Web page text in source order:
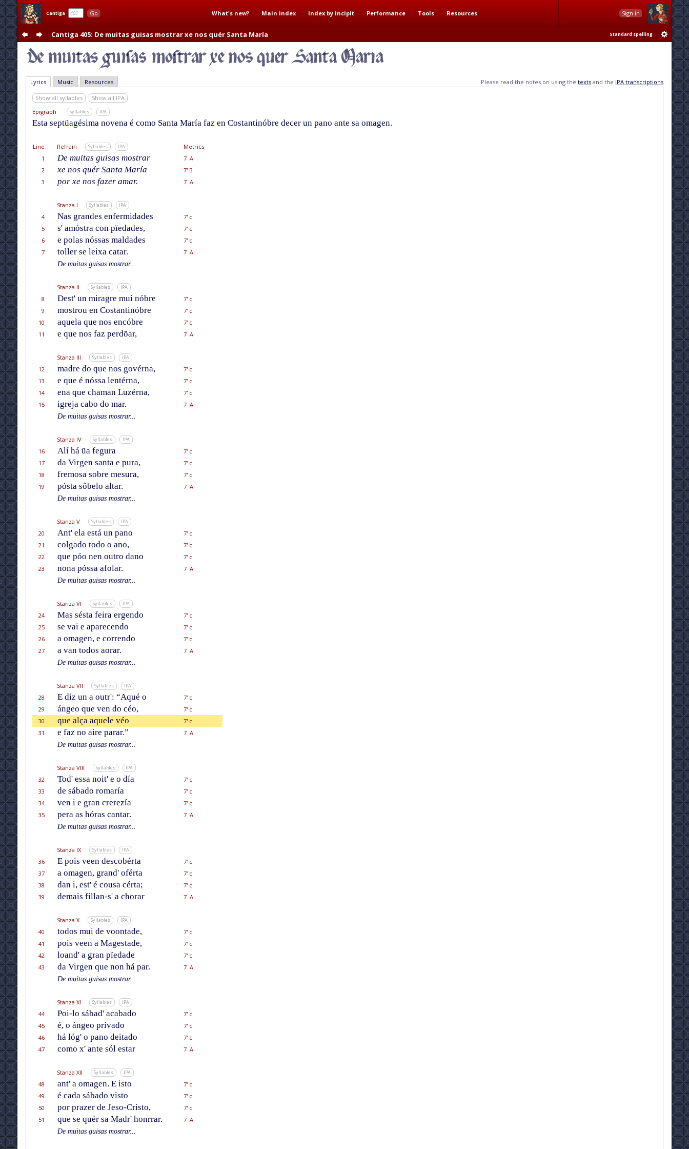
Cantiga Go What's new? Main index Index by incipit Performance Tools Resources Sign in
Cantiga 405: De muitas guisas mostrar xe nos quér Santa María Standard spelling
Lyrics Music Resources Please read the notes on using thetexts and the IPA transcriptions
Show all syllables
Show all IPA
Epigraph
Syllables IPA
Esta septüagésima novena é como Santa María faz en Costantinóbre decer un pano ante sa omagen.
Line Refrain Syllables IPA
Metrics
1
De muitas guisas mostrar
7 A
2
xe nos quér Santa María
7' B
3
por xe nos fazer amar. 7 A
Stanza I Syllables IPA
4 Nas grandes enfermidades
7' c
5
s' amóstra con pïedades,
7' c
6
e polas nóssas maldades
7' c
7
toller se leixa catar.
7 A
De muitas guisas mostrar...
Stanza II Syllables IPA
8 Dest' un miragre mui nóbre
7' c
9
mostrou en Costantinóbre
7' c
10
aquela que nos encóbre
7' c
11
e que nos faz perdõar, 7 A
Stanza III Syllables IPA
12 madre do que nos govérna,
7' c
13
e que é nóssa lentérna,
7' c
14
ena que chaman Luzérna,
7' c
15
igreja cabo do mar.
7 A
De muitas guisas mostrar...
Stanza IV Syllables IPA
16 Alí há ũa fegura
7' c
17
da Virgen santa e pura,
7' c
18
fremosa sobre mesura,
7' c
19
pósta sôbelo altar.
7 A
De muitas guisas mostrar...
Stanza V Syllables IPA
20 Ant' ela está un pano
7' c
21
colgado todo o ano,
7' c
22
que póo nen outro dano
7' c
23
nona póssa afolar.
7 A
De muitas guisas mostrar...
Stanza VI Syllables IPA
24 Mas sésta feira ergendo
7' c
25
se vai e aparecendo
7' c
26
a omagen, e correndo
7' c
27
a van todos aorar.
7 A
De muitas guisas mostrar...
Stanza VII Syllables IPA
28 E diz un a outr': “Aqué o
7' c
29
ángeo que ven do céo,
7' c
30
que alça aquele véo
7' c
31
e faz no aire parar.”
7 A
De muitas guisas mostrar...
Stanza VIII Syllables IPA
32 Tod' essa noit' e o día
7' c
33
de sábado romaría
7' c
34
ven i e gran crerezía
7' c
35
pera as hóras cantar.
7 A
De muitas guisas mostrar...
Stanza IX Syllables IPA
36 E pois veen descobérta
7' c
37
a omagen, grand' oférta
7' c
38
dan i, est' é cousa cérta;
7' c
39
demais fillan-s' a chorar 7 A
Stanza X Syllables IPA
40 todos mui de voontade,
7' c
41
pois veen a Magestade,
7' c
42
loand' a gran pïedade
7' c
43
da Virgen que non há par.
7 A
De muitas guisas mostrar...
Stanza XI Syllables IPA
44 Poi-lo sábad' acabado
7' c
45
é, o ángeo privado
7' c
46
há lóg' o pano deitado
7' c
47
como x' ante sól estar 7 A
Stanza XII Syllables IPA
48 ant' a omagen. E isto
7' c
49
é cada sábado visto
7' c
50
por prazer de Jeso-Cristo,
7' c
51
que se quér sa Madr' honrrar.
7 A
De muitas guisas mostrar...